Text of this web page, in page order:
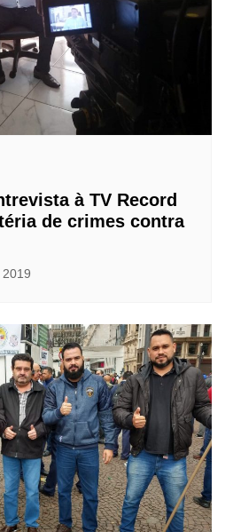
à TV Record
de crimes contra